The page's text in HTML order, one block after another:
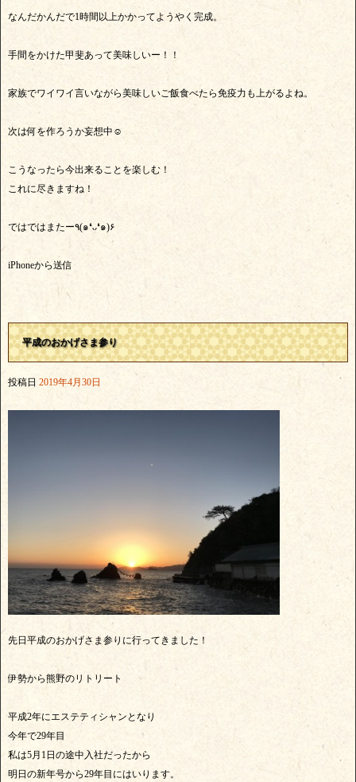
なんだかんだで1時間以上かかってようやく完成。
手間をかけた甲斐あって美味しいー！！
家族でワイワイ言いながら美味しいご飯食べたら免疫力も上がるよね。
次は何を作ろうか妄想中☺︎
こうなったら今出来ることを楽しむ！
これに尽きますね！
ではではまたー٩(๑❛ᴗ❛๑)۶
iPhoneから送信
平成のおかげさま参り
投稿日 2019年4月30日
先日平成のおかげさま参りに行ってきました！
伊勢から熊野のリトリート
平成2年にエステティシャンとなり
今年で29年目
私は5月1日の途中入社だったから
明日の新年号から29年目にはいります。